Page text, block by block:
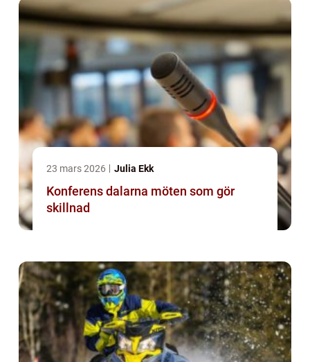
23 mars 2026 Julia Ekk
Konferens dalarna möten som gör
skillnad